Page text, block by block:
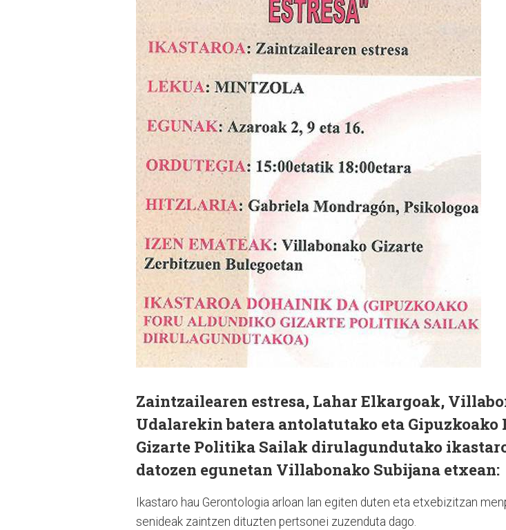
Zaintzailearen estresa, Lahar Elkargoak,
Udalarekin batera antolatutako eta
Gizarte Politika Sailak dirulagundutako
datozen egunetan Villabonako Subijana etxean:
Ikastaro hau Gerontologia arloan lan egiten duten eta etxebizitzan
senideak zaintzen dituzten pertsonei zuzenduta dago.